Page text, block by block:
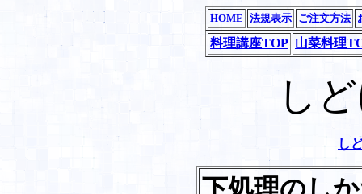
HOME 法規表示 ご注文方法
料理講座TOP 山菜料理
し
し